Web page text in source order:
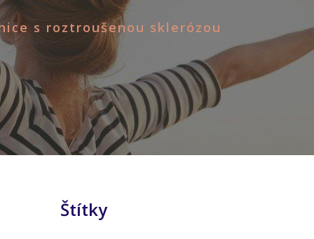
s roztroušenou sklerózou
Štítky